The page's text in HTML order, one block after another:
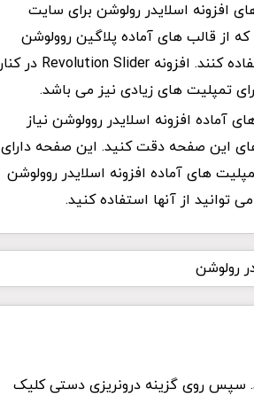
افزونه اسلایدر رولوشن برای سایت
از قالب های آماده پلاگین روولوشن
اسلایدر میخواهند استفاده کنند. افزونه Revolution Slider در کنار
تمپلیت های زیادی نیز می باشد.
آماده افزونه اسلایدر روولوشن نیاز
این صفحه دقت کنید. این صفحه دارای
های آماده افزونه اسلایدر روولوشن
توانید از آنها استفاده کنید.
رولوشن
سپس روی گزینه درونریزی دستی کلیک